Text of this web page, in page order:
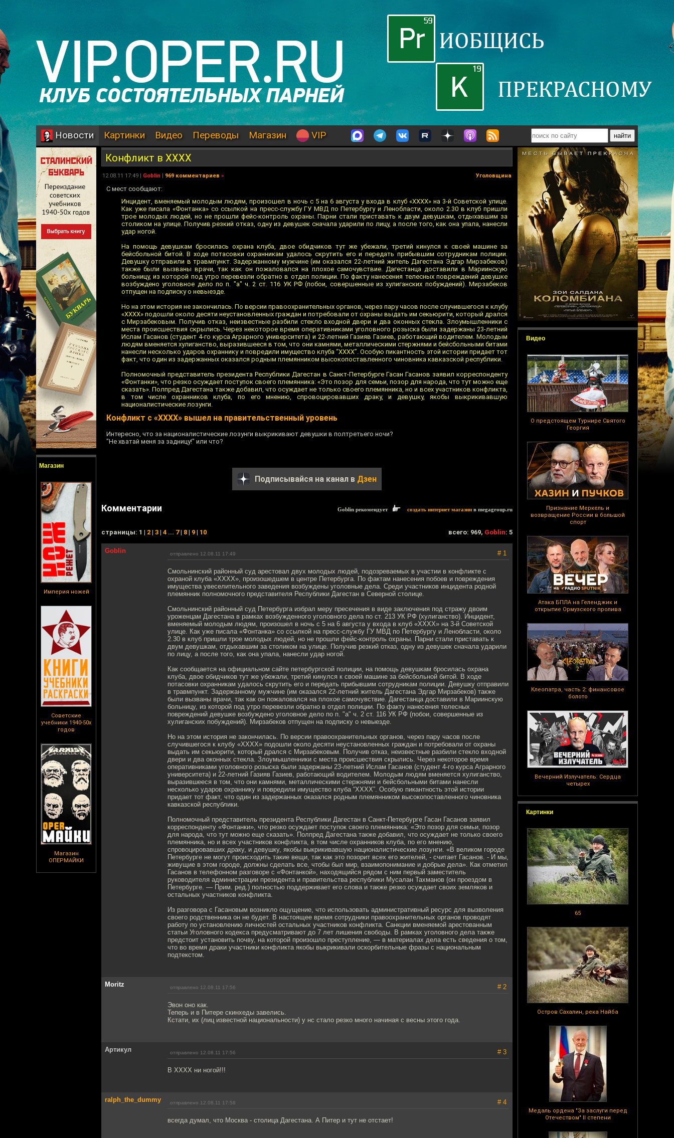
Новости Картинки Видео Переводы Магазин VIP
Магазин
Империя ножей
Советские
учебники 1940-50х
годов
Магазин
ОПЕРМАЙКИ
Видео
О предстоящем Турнире Святого
Георгия
Признание Меркель и
возвращение России в большой
спорт
Атака БПЛА на Геленджик и
открытие Ормузского пролива
Клеопатра, часть 2: финансовое
болото
Вечерний Излучатель: Сердца
четырех
Картинки
65
Остров Сахалин, река Найба
Медаль ордена "За заслуги перед
Отечеством" II степени
Конфликт в ХХХХ
12.08.11 17:49 | Goblin | 969 комментариев » Уголовщина
С мест сообщают:
Инцидент, вменяемый молодым людям, произошел в ночь с 5 на 6 августа у входа в клуб «ХХХХ» на 3-й Советской улице.
Как уже писала «Фонтанка» со ссылкой на пресс-службу ГУ МВД по Петербургу и Ленобласти, около 2.30 в клуб пришли
трое молодых людей, но не прошли фейс-контроль охраны. Парни стали приставать к двум девушкам, отдыхавшим за
столиком на улице. Получив резкий отказ, одну из девушек сначала ударили по лицу, а после того, как она упала, нанесли
удар ногой.
На помощь девушкам бросилась охрана клуба, двое обидчиков тут же убежали, третий кинулся к своей машине за
бейсбольной битой. В ходе потасовки охранникам удалось скрутить его и передать прибывшим сотрудникам полиции.
Девушку отправили в травмпункт. Задержанному мужчине (им оказался 22-летний житель Дагестана Эдгар Мирзабеков)
также были вызваны врачи, так как он пожаловался на плохое самочувствие. Дагестанца доставили в Мариинскую
больницу, из которой под утро перевезли обратно в отдел полиции. По факту нанесения телесных повреждений девушке
возбуждено уголовное дело по п. "а" ч. 2 ст. 116 УК РФ (побои, совершенные из хулиганских побуждений). Мирзабеков
отпущен на подписку о невыезде.
Но на этом история не закончилась. По версии правоохранительных органов, через пару часов после случившегося к клубу
«ХХХХ» подошли около десяти неустановленных граждан и потребовали от охраны выдать им секьюрити, который дрался
с Мирзабековым. Получив отказ, неизвестные разбили стекло входной двери и два оконных стекла. Злоумышленники с
места происшествия скрылись. Через некоторое время оперативниками уголовного розыска были задержаны 23-летний
Ислам Гасанов (студент 4-го курса Аграрного университета) и 22-летний Газияв Газиев, работающий водителем. Молодым
людям вменяется хулиганство, выразившееся в том, что они камнями, металлическими стержнями и бейсбольными битами
нанесли несколько ударов охраннику и повредили имущество клуба “ХХХХ”. Особую пикантность этой истории придает тот
факт, что один из задержанных оказался родным племянником высокопоставленного чиновника кавказской республики.
Полномочный представитель президента Республики Дагестан в Санкт-Петербурге Гасан Гасанов заявил корреспонденту
«Фонтанки», что резко осуждает поступок своего племянника: «Это позор для семьи, позор для народа, что тут можно еще
сказать». Полпред Дагестана также добавил, что осуждает не только своего племянника, но и всех участников конфликта,
в том числе охранников клуба, по его мнению, спровоцировавших драку, и девушку, якобы выкрикивавшую
националистические лозунги.
Конфликт с «ХХХХ» вышел на правительственный уровень
Интересно, что за националистические лозунги выкрикивают девушки в полтретьего ночи?
"Не хватай меня за задницу!" или что?
Подписывайся на канал в Дзен
Комментарии Goblin рекомендует создать интернет магазин в megagroup.ru
cтраницы: 1 | 2 | 3 | 4 ... 7| 8 | 9 | 10 всего: 969, Goblin: 5
Goblin отправлено 12.08.11 17:49 # 1
Смольнинский районный суд арестовал двух молодых людей, подозреваемых в участии в конфликте с
охраной клуба «ХХХХ», произошедшем в центре Петербурга. По фактам нанесения побоев и повреждения
имущества увеселительного заведения возбуждены уголовные дела. Среди участников инцидента родной
племянник полномочного представителя Республики Дагестан в Северной столице.
Смольнинский районный суд Петербурга избрал меру пресечения в виде заключения под стражу двоим
уроженцам Дагестана в рамках возбужденного уголовного дела по ст. 213 УК РФ (хулиганство). Инцидент,
вменяемый молодым людям, произошел в ночь с 5 на 6 августа у входа в клуб «ХХХХ» на 3-й Советской
улице. Как уже писала «Фонтанка» со ссылкой на пресс-службу ГУ МВД по Петербургу и Ленобласти, около
2.30 в клуб пришли трое молодых людей, но не прошли фейс-контроль охраны. Парни стали приставать к
двум девушкам, отдыхавшим за столиком на улице. Получив резкий отказ, одну из девушек сначала ударили
по лицу, а после того, как она упала, нанесли удар ногой.
Как сообщается на официальном сайте петербургской полиции, на помощь девушкам бросилась охрана
клуба, двое обидчиков тут же убежали, третий кинулся к своей машине за бейсбольной битой. В ходе
потасовки охранникам удалось скрутить его и передать прибывшим сотрудникам полиции. Девушку отправили
в травмпункт. Задержанному мужчине (им оказался 22-летний житель Дагестана Эдгар Мирзабеков) также
были вызваны врачи, так как он пожаловался на плохое самочувствие. Дагестанца доставили в Мариинскую
больницу, из которой под утро перевезли обратно в отдел полиции. По факту нанесения телесных
повреждений девушке возбуждено уголовное дело по п. "а" ч. 2 ст. 116 УК РФ (побои, совершенные из
хулиганских побуждений). Мирзабеков отпущен на подписку о невыезде.
Но на этом история не закончилась. По версии правоохранительных органов, через пару часов после
случившегося к клубу «ХХХХ» подошли около десяти неустановленных граждан и потребовали от охраны
выдать им секьюрити, который дрался с Мирзабековым. Получив отказ, неизвестные разбили стекло входной
двери и два оконных стекла. Злоумышленники с места происшествия скрылись. Через некоторое время
оперативниками уголовного розыска были задержаны 23-летний Ислам Гасанов (студент 4-го курса Аграрного
университета) и 22-летний Газияв Газиев, работающий водителем. Молодым людям вменяется хулиганство,
выразившееся в том, что они камнями, металлическими стержнями и бейсбольными битами нанесли
несколько ударов охраннику и повредили имущество клуба “ХХХХ”. Особую пикантность этой истории
придает тот факт, что один из задержанных оказался родным племянником высокопоставленного чиновника
кавказской республики.
Полномочный представитель президента Республики Дагестан в Санкт-Петербурге Гасан Гасанов заявил
корреспонденту «Фонтанки», что резко осуждает поступок своего племянника: «Это позор для семьи, позор
для народа, что тут можно еще сказать». Полпред Дагестана также добавил, что осуждает не только своего
племянника, но и всех участников конфликта, в том числе охранников клуба, по его мнению,
спровоцировавших драку, и девушку, якобы выкрикивавшую националистические лозунги. «В великом городе
Петербурге не могут происходить такие вещи, так как это позорит всех его жителей, - считает Гасанов. - И мы,
живущие в этом городе, должны сделать все, чтобы был мир, взаимопонимание и добрые дела». Как отметил
Гасанов в телефонном разговоре с «Фонтанкой», находящийся рядом с ним первый заместитель
руководителя администрации президента и правительства республики Мусалан Тахманов (он проездом в
Петербурге. — Прим. ред.) полностью поддерживает его слова и также резко осуждает своих земляков и
остальных участников конфликта.
Из разговора с Гасановым возникло ощущение, что использовать административный ресурс для вызволения
своего родственника он не будет. В настоящее время сотрудники правоохранительных органов проводят
работу по установлению личностей остальных участников конфликта. Санкции вменяемой арестованным
статьи Уголовного кодекса предусматривают до 7 лет лишения свободы. В рамках уголовного дела также
предстоит установить почву, на которой произошло преступление, — в материалах дела есть сведения о том,
что во время драки участники конфликта якобы выкрикивали оскорбительные фразы с национальным
подтекстом.
Moritz отправлено 12.08.11 17:56 # 2
Эвон оно как.
Теперь и в Питере скинхеды завелись.
Кстати, их (лиц известной национальности) у нс стало резко много начиная с весны этого года.
Артикул отправлено 12.08.11 17:56 # 3
В ХХХХ ни ногой!!!
ralph_the_dummy отправлено 12.08.11 17:58 # 4
всегда думал, что Москва - столица Дагестана. А Питер и тут не отстает!